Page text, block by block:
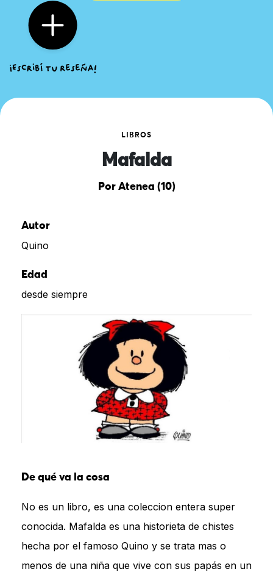
LIBROS
Mafalda
Por Atenea (10)
Autor
Quino
Edad
desde siempre
De qué va la cosa
No es un libro, es una coleccion entera super
conocida. Mafalda es una historieta de chistes
hecha por el famoso Quino y se trata mas o
menos de una niña que vive con sus papás en un